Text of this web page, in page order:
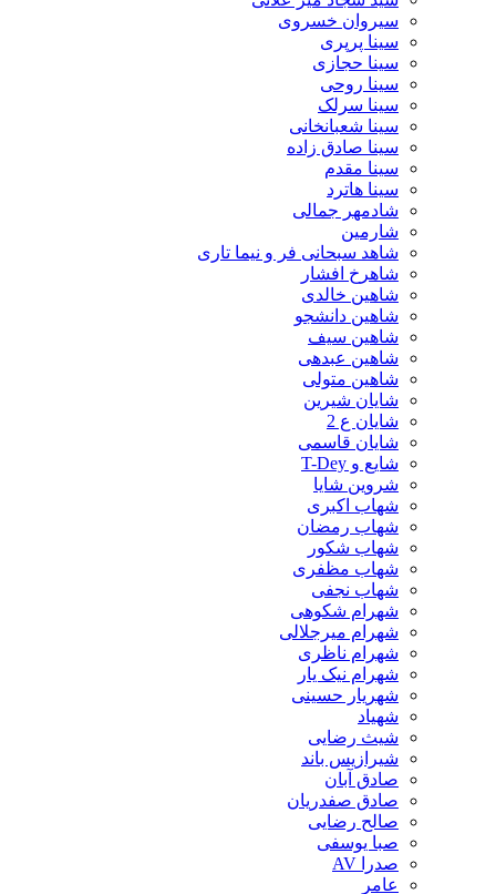
سیروان خسروی
سینا پرپری
سینا حجازی
سینا روحی
سینا سرلک
سینا شعبانخانی
سینا صادق زاده
سینا مقدم
سینا هاترد
شادمهر جمالی
شارمین
شاهد سبحانی فر و نیما تاری
شاهرخ افشار
شاهین خالدی
شاهین دانشجو
شاهین سیف
شاهین عبدهی
شاهین متولی
شایان شیرین
شایان ع 2
شایان قاسمی
شایع و T-Dey
شروین شایا
شهاب اکبری
شهاب رمضان
شهاب شکور
شهاب مظفری
شهاب نجفی
شهرام شکوهی
شهرام میرجلالی
شهرام ناظری
شهرام نیک یار
شهریار حسینی
شیث رضایی
شیرازیس باند
صادق آبان
صادق صفدریان
صالح رضایی
صبا یوسفی